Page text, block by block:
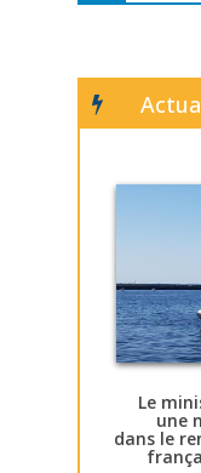
Le
une
dans le